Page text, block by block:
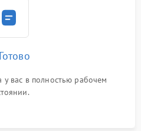
вас в полностью рабочем